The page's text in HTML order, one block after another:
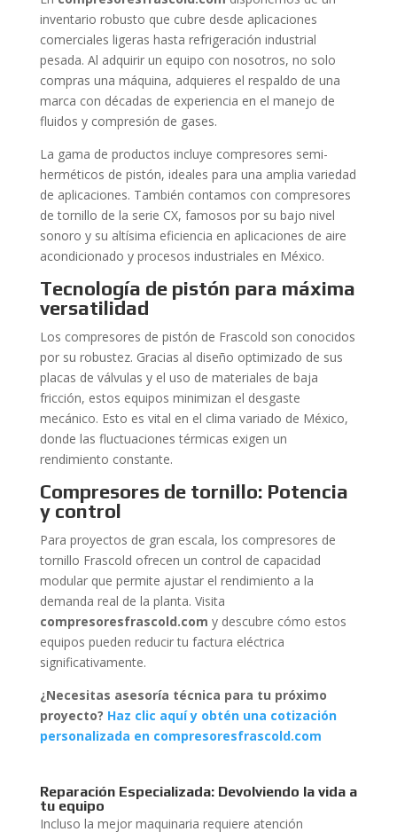
inventario robusto que cubre desde aplicaciones
comerciales ligeras hasta refrigeración industrial
pesada. Al adquirir un equipo con nosotros, no solo
compras una máquina, adquieres el respaldo de una
marca con décadas de experiencia en el manejo de
fluidos y compresión de gases.
La gama de productos incluye compresores semi-
herméticos de pistón, ideales para una amplia variedad
de aplicaciones. También contamos con compresores
de tornillo de la serie CX, famosos por su bajo nivel
sonoro y su altísima eficiencia en aplicaciones de aire
acondicionado y procesos industriales en México.
Tecnología de pistón para máxima
versatilidad
Los compresores de pistón de Frascold son conocidos
por su robustez. Gracias al diseño optimizado de sus
placas de válvulas y el uso de materiales de baja
fricción, estos equipos minimizan el desgaste
mecánico. Esto es vital en el clima variado de México,
donde las fluctuaciones térmicas exigen un
rendimiento constante.
Compresores de tornillo: Potencia
y control
Para proyectos de gran escala, los compresores de
tornillo Frascold ofrecen un control de capacidad
modular que permite ajustar el rendimiento a la
demanda real de la planta. Visita
compresoresfrascold.com y descubre cómo estos
equipos pueden reducir tu factura eléctrica
significativamente.
¿Necesitas asesoría técnica para tu próximo
proyecto? Haz clic aquí y obtén una cotización
personalizada en compresoresfrascold.com
Reparación Especializada: Devolviendo la vida a
tu equipo
Incluso la mejor maquinaria requiere atención